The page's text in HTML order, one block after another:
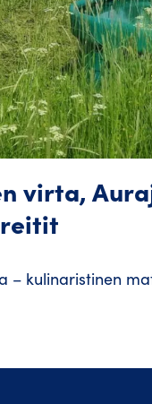
virta,
– kulinaristinen